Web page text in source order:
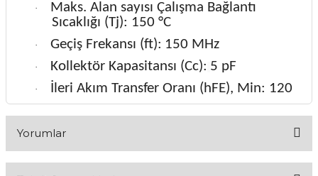
·
Maks. Alan sayısı Çalışma Bağlantı
Sıcaklığı (Tj): 150 °C
· Geçiş Frekansı (ft): 150 MHz
· Kollektör Kapasitansı (Cc): 5 pF
· İleri Akım Transfer Oranı (hFE), Min: 120
Yorumlar